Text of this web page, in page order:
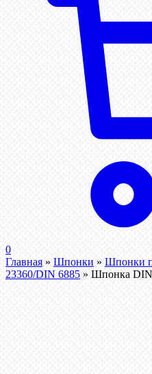
0
Главная » Шпонки » Шпонки
23360/DIN 6885 » Шпонка DIN